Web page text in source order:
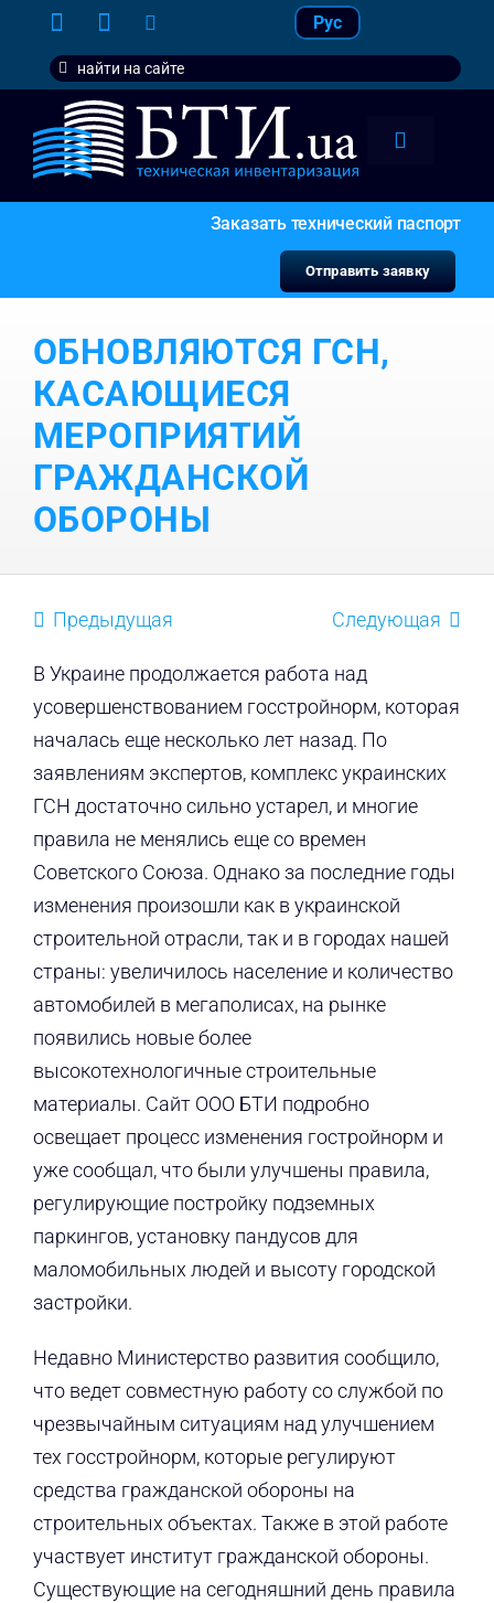
content
Рус
Search
for:
Toggle
услуги
Заказать технический паспорт
Отправить заявку
ОБНОВЛЯЮТСЯ ГСН,
КАСАЮЩИЕСЯ
МЕРОПРИЯТИЙ
ГРАЖДАНСКОЙ
ОБОРОНЫ
Предыдущая Следующая
В Украине продолжается работа над
усовершенствованием госстройнорм, которая
началась еще несколько лет назад. По
заявлениям экспертов, комплекс украинских
ГСН достаточно сильно устарел, и многие
правила не менялись еще со времен
Советского Союза. Однако за последние годы
изменения произошли как в украинской
строительной отрасли, так и в городах нашей
страны: увеличилось население и количество
автомобилей в мегаполисах, на рынке
появились новые более
высокотехнологичные строительные
материалы. Сайт ООО БТИ подробно
освещает процесс изменения гостройнорм и
уже сообщал, что были улучшены правила,
регулирующие постройку подземных
паркингов, установку пандусов для
маломобильных людей и высоту городской
застройки.
Недавно Министерство развития сообщило,
что ведет совместную работу со службой по
чрезвычайным ситуациям над улучшением
тех госстройнорм, которые регулируют
средства гражданской обороны на
строительных объектах. Также в этой работе
участвует институт гражданской обороны.
Существующие на сегодняшний день правила